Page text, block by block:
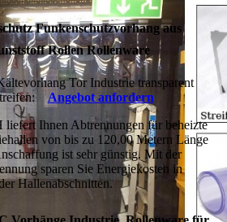
Funkenschutzvorhang aus
Rollen Rollenware
Tor Industrie transparent
Angebot anfordern
Ihnen Abtrennungen für beheizte
von bis zu 120,00 Metern Länge
ist sehr günstig. Mit der
sparen Sie Energiekosten in
Hallenabschnitten.